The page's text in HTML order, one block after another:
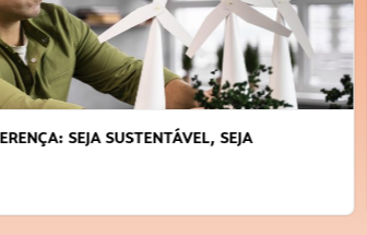
SEJA SUSTENTÁVEL, SEJA